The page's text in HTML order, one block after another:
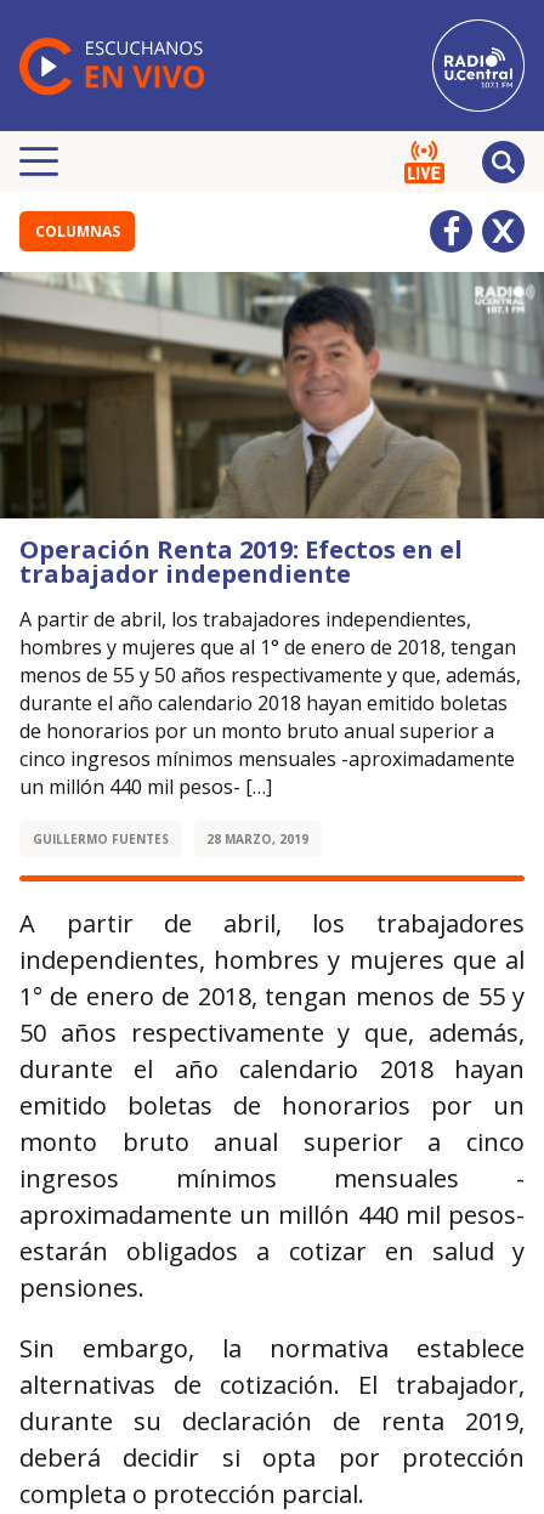
COLUMNAS
Operación Renta 2019: Efectos en el
trabajador independiente
A partir de abril, los trabajadores independientes,
hombres y mujeres que al 1° de enero de 2018, tengan
menos de 55 y 50 años respectivamente y que, además,
durante el año calendario 2018 hayan emitido boletas
de honorarios por un monto bruto anual superior a
cinco ingresos mínimos mensuales -aproximadamente
un millón 440 mil pesos- […]
GUILLERMO FUENTES 28 MARZO, 2019
A partir de abril, los trabajadores
independientes, hombres y mujeres que al
1° de enero de 2018, tengan menos de 55 y
50 años respectivamente y que, además,
durante el año calendario 2018 hayan
emitido boletas de honorarios por un
monto bruto anual superior a cinco
ingresos mínimos mensuales -
aproximadamente un millón 440 mil pesos-
estarán obligados a cotizar en salud y
pensiones.
Sin embargo, la normativa establece
alternativas de cotización. El trabajador,
durante su declaración de renta 2019,
deberá decidir si opta por protección
completa o protección parcial.